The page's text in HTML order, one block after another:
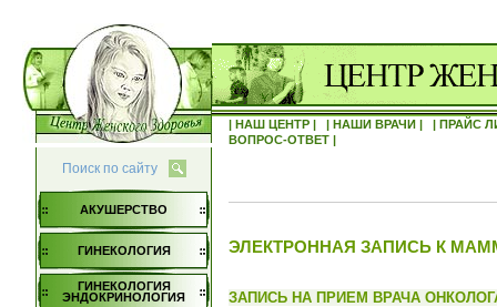
| НАШ ЦЕНТР | | НАШИ ВРАЧИ |
| ПРАЙС
ВОПРОС-ОТВЕТ |
Поиск по сайту
АКУШЕРСТВО
ГИНЕКОЛОГИЯ
ГИНЕКОЛОГИЯ
ЭНДОКРИНОЛОГИЯ
ЭЛЕКТРОННАЯ ЗАПИСЬ К
ЗАПИСЬ НА ПРИЕМ ВРАЧА